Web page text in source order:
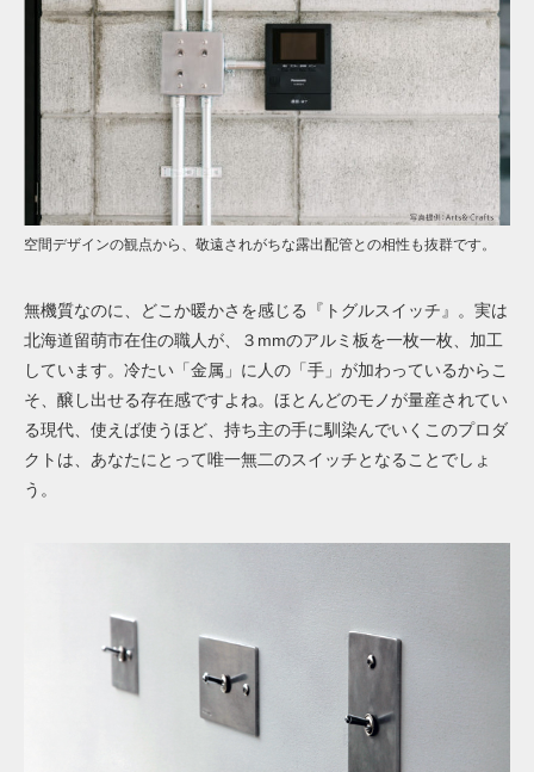
空間デザインの観点から、敬遠されがちな露出配管との相性も抜群です。
無機質なのに、どこか暖かさを感じる『トグルスイッチ』。実は
北海道留萌市在住の職人が、３mmのアルミ板を一枚一枚、加工
しています。冷たい「金属」に人の「手」が加わっているからこ
そ、醸し出せる存在感ですよね。ほとんどのモノが量産されてい
る現代、使えば使うほど、持ち主の手に馴染んでいくこのプロダ
クトは、あなたにとって唯一無二のスイッチとなることでしょ
う。